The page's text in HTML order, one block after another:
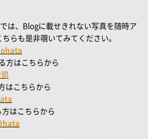
は、Blogに載せきれない写真を随時ア
らも是非覗いてみてください。
方はこちらから
はこちらから
方はこちらから